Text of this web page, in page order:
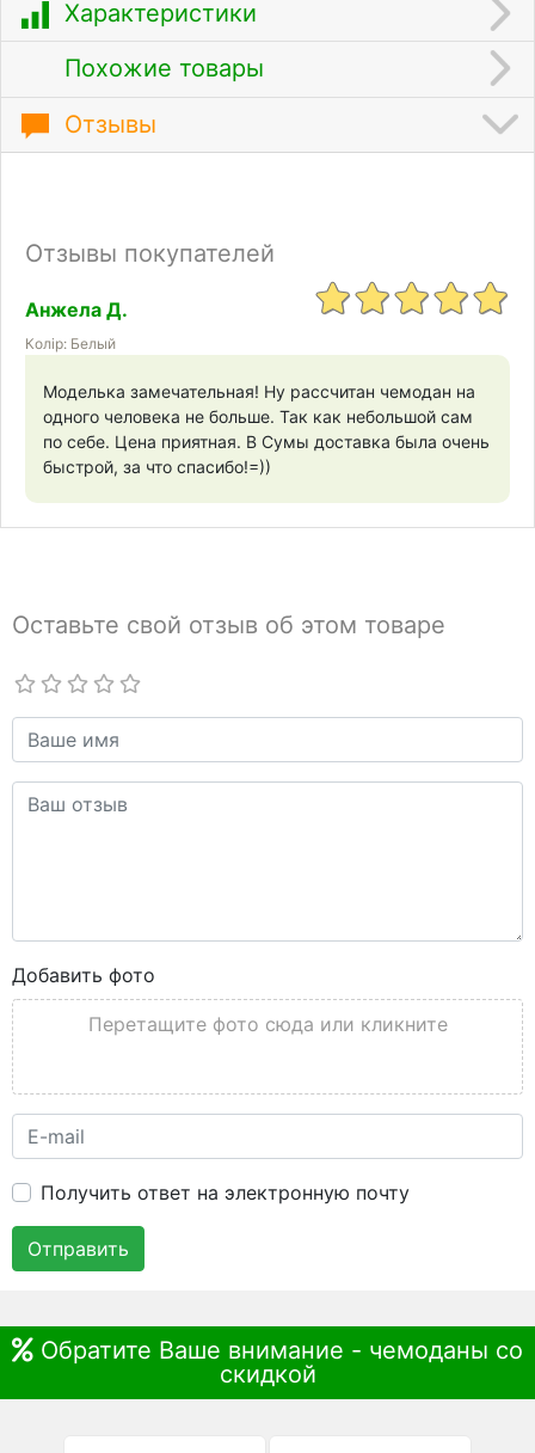
Характеристики
Похожие товары
Отзывы
Отзывы покупателей
Анжела Д.
Колір: Белый
Моделька замечательная! Ну рассчитан чемодан на
одного человека не больше. Так как небольшой сам
по себе. Цена приятная. В Сумы доставка была очень
быстрой, за что спасибо!=))
Оставьте свой отзыв об этом товаре
Добавить фото
Перетащите фото сюда или кликните
Получить ответ на электронную почту
Отправить
Обратите Ваше внимание - чемоданы со
скидкой